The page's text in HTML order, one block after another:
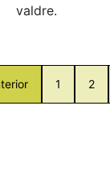
valdre.
1 2